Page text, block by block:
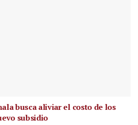
busca aliviar el costo de los
subsidio